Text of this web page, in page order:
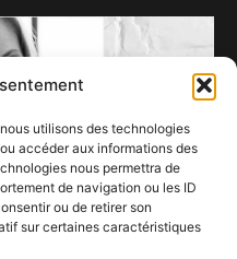
utilisons des technologies
accéder aux informations des
nous permettra de
de navigation ou les ID
ou de retirer son
sur certaines caractéristiques